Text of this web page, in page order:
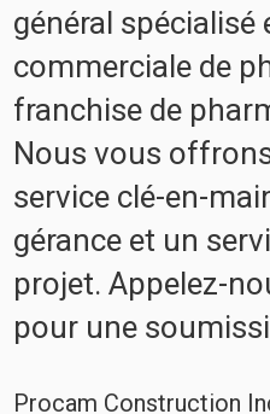
général spécialisé
commerciale de
franchise de
Nous vous
service clé-en-
gérance et un
projet. Appelez-
pour une
Procam Construction